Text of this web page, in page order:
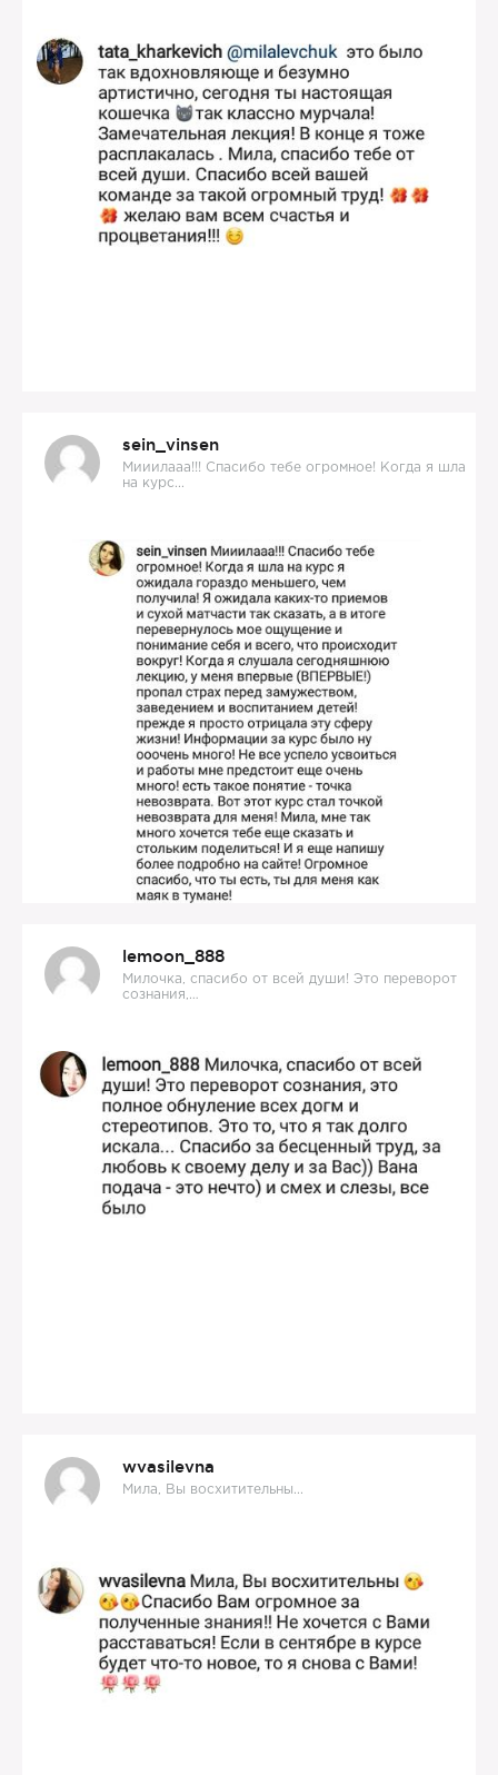
sein_vinsen
Мииилааа!!! Спасибо тебе огромное! Когда я шла
на курс...
lemoon_888
Милочка, спасибо от всей души! Это переворот
сознания,…
wvasilevna
Мила, Вы восхитительны...